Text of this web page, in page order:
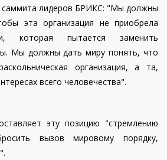
саммита лидеров БРИКС: "Мы должны
эта организация не приобрела
которая пытается заменить
Мы должны дать миру понять, что
организация, а та,
всего человечества".
эту позицию "стремлению
вызов мировому порядку,